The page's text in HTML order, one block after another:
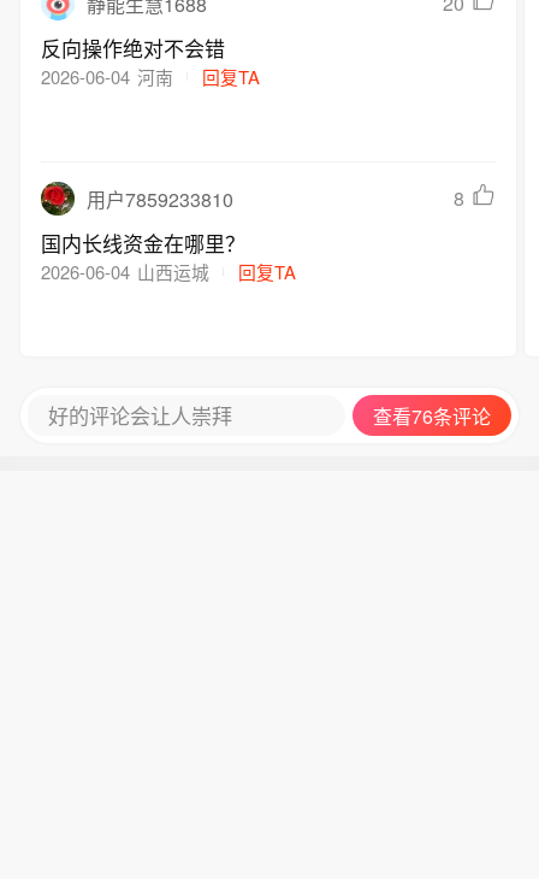
反向操作绝对不会错
2026-06-04 河南 回复TA
用户7859233810 8
国内长线资金在哪里？
2026-06-04 山西运城 回复TA
好的评论会让人崇拜 查看76条评论